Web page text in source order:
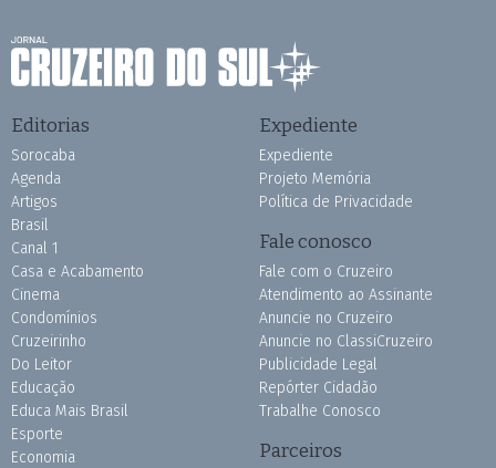
Editorias
Sorocaba
Agenda
Artigos
Brasil
Canal 1
Casa e Acabamento
Cinema
Condomínios
Cruzeirinho
Do Leitor
Educação
Educa Mais Brasil
Esporte
Economia
Expediente
Expediente
Projeto Memória
Política de Privacidade
Fale conosco
Fale com o Cruzeiro
Atendimento ao Assinante
Anuncie no Cruzeiro
Anuncie no ClassiCruzeiro
Publicidade Legal
Repórter Cidadão
Trabalhe Conosco
Parceiros